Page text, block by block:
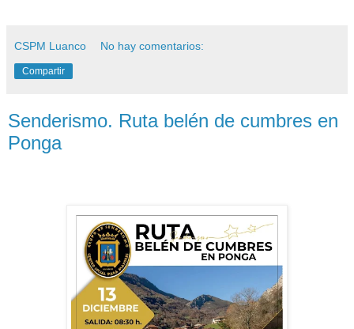
CSPM Luanco No hay comentarios:
Compartir
Senderismo. Ruta belén de cumbres en
Ponga